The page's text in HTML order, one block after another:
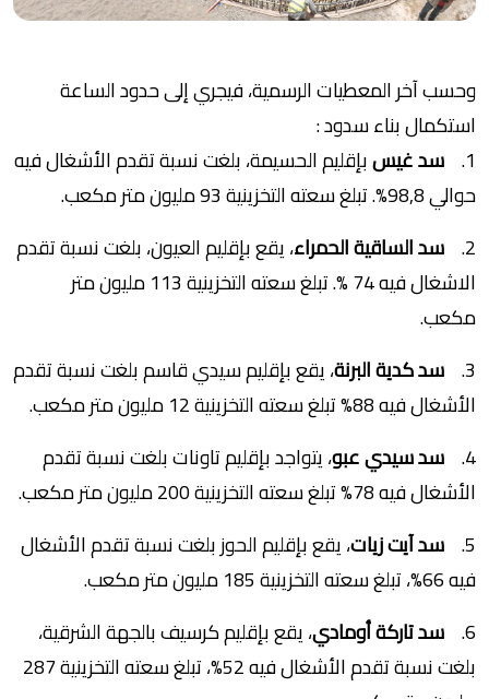
وحسب آخر المعطيات الرسمية، فيجري إلى حدود الساعة
استكمال بناء سدود :
1.
سد غيسبإقليم الحسيمة، بلغت نسبة تقدم الأشغال فيه
حوالي 98,8%. تبلغ سعته التخزينية 93 مليون متر مكعب.
2.
سد الساقية الحمراء، يقع بإقليم العيون، بلغت نسبة تقدم
الاشغال فيه 74 %. تبلغ سعته التخزينية 113 مليون متر
مكعب.
3. سد كدية البرنة، يقع بإقليم سيدي قاسم بلغت نسبة تقدم
الأشغال فيه 88% تبلغ سعته التخزينية 12 مليون متر مكعب.
4.
سد سيدي عبو، يتواجد بإقليم تاونات بلغت نسبة تقدم
الأشغال فيه 78% تبلغ سعته التخزينية 200 مليون متر مكعب.
5. سد آيت زيات، يقع بإقليم الحوز بلغت نسبة تقدم الأشغال
فيه 66%، تبلغ سعته التخزينية 185 مليون متر مكعب.
6. سد تاركة أومادي، يقع بإقليم كرسيف بالجهة الشرقية،
بلغت نسبة تقدم الأشغال فيه 52%، تبلغ سعته التخزينية 287